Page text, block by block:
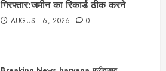
गिरफ्तार:जमीन का रिकार्ड ठीक करने
AUGUST 6, 2026 0